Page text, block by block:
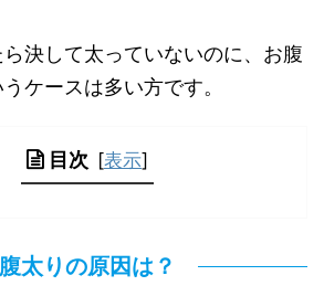
決して太っていないのに、お腹
ケースは多い方です。
目次 [表示]
太りの原因は？